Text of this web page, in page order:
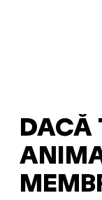
DACĂ